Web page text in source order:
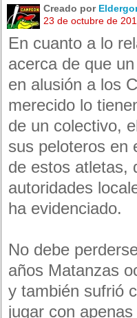
Creado por
23 de octubre de
En cuanto a lo
acerca de que
en alusión a los
merecido lo
de un colectivo,
sus peloteros en
de estos atletas,
autoridades
ha evidenciado.
No debe
años Matanzas
y también sufrió
jugar con